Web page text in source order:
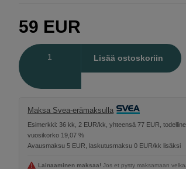
59 EUR
Lisää ostoskoriin
Maksa Svea-erämaksulla
Esimerkki: 36 kk, 2 EUR/kk, yhteensä 77 EUR,
vuosikorko 19,07 %
Avausmaksu 5 EUR, laskutusmaksu 0 EUR/kk lisäksi
Lainaaminen maksaa! Jos et pysty maksamaan